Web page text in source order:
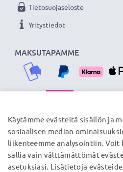
MAKSUTAPAMME
Tietosuojaseloste
Yritystiedot
TOIMITUSKUMPPANIMME
© subtel.fi 2026
Kaikki hinnat sisältävät
Käytämme evästeitä sisällön ja
sosiaalisen median
liikenteemme analysointiin. Voit
sallia vain välttämättömät
asetuksiasi. Lisätietoja